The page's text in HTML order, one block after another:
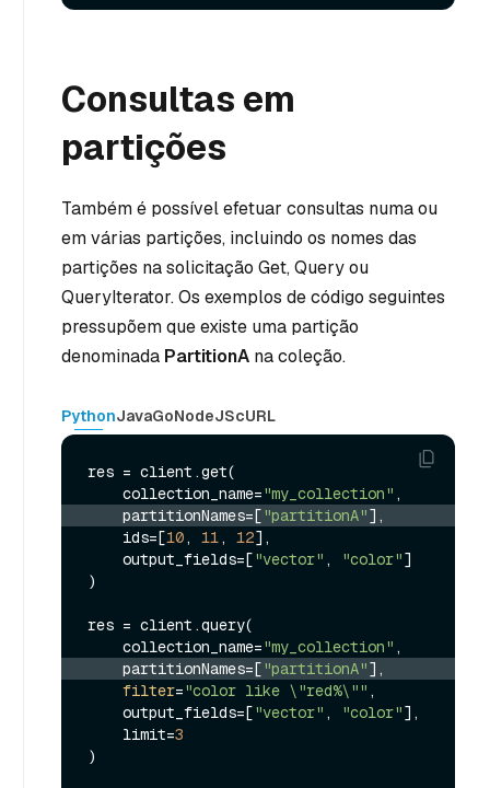
Consultas em
partições
Também é possível efetuar consultas numa ou
em várias partições, incluindo os nomes das
partições na solicitação Get, Query ou
QueryIterator. Os exemplos de código seguintes
pressupõem que existe uma partição
denominada PartitionA na coleção.
PythonJavaGoNodeJScURL
res = client.get(
    collection_name=
"my_collection"
    partitionNames=[
"partitionA"],
    ids=[
10, 11, 12],
    output_fields=[
"vector" , "color"]
)
res = client.query(
    collection_name=
"my_collection"
    partitionNames=[
"partitionA"],
filter="color like \"red%\"" ,
    output_fields=[
"vector" , "color"],
    limit=
3
)